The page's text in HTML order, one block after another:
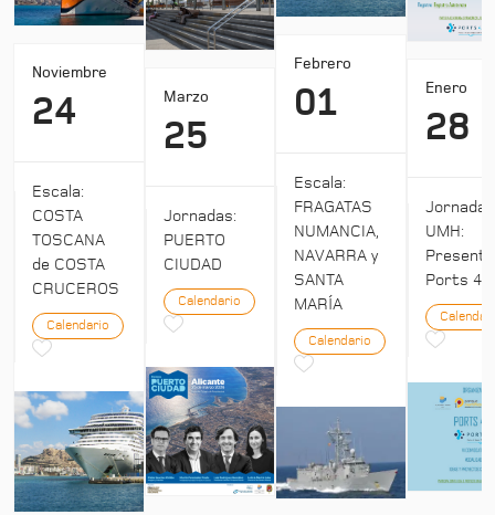
Noviembre
24
Escala:
COSTA
TOSCANA
de COSTA
CRUCEROS
Calendario
Marzo
25
Jornadas:
PUERTO
CIUDAD
Calendario
Febrero
01
Escala:
FRAGATAS
NUMANCIA,
NAVARRA y
SANTA
MARÍA
Calendario
Enero
28
Jornadas
UMH:
Ports 4:0